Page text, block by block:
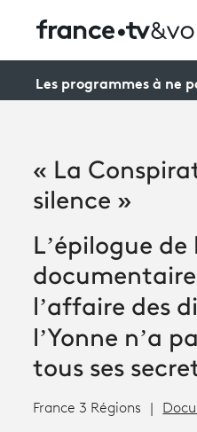
Creators
Participer et assister à une
À votre écoute
Productions et innovation
Programme tv
Les programmes à ne
« La
silence »
L’épilogue de
l’affaire des
l’Yonne n’a
tous ses
France 3 Régions